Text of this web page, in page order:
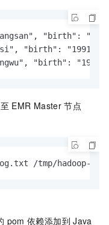
"birth":
"birth": "1991-01-
"birth": "1992-
EMR Master 节点
/tmp/hadoop-es
pom 依赖添加到 Java